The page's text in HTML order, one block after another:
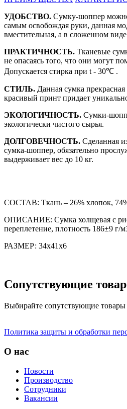
УДОБСТВО. Сумку-шоппер
самым освобождая руки, данная
вместительная, а в сложенном
ПРАКТИЧНОСТЬ. Тканевые
не опасаясь того, что они могут
Допускается стирка при t - 30℃ .
СТИЛЬ. Данная сумка прекрасная
красивый принт придает
ЭКОЛОГИЧНОСТЬ. Сумки-
экологически чистого сырья.
ДОЛГОВЕЧНОСТЬ. Сделанная
сумка-шоппер, обязательно
выдерживает вес до 10 кг.
СОСТАВ: Ткань – 26% хлопок,
ОПИСАНИЕ: Сумка холщевая с
переплетение, плотность 186±9 г/
РАЗМЕР: 34х41х6
Сопутствующие
Выбирайте сопутствующие товары
Политика защиты и обработки
О нас
Новости
Производство
Сотрудники
Вакансии